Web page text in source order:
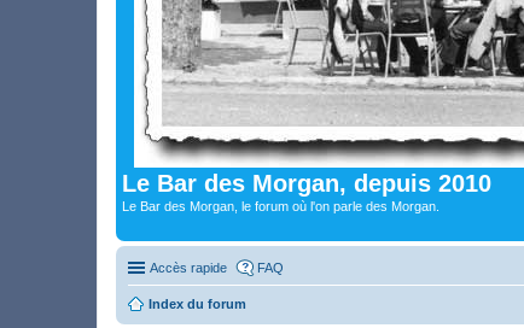
Le Bar des Morgan, depuis 2010
Le Bar des Morgan, le forum où l'on parle des Morgan.
Accès rapide FAQ
Index du forum